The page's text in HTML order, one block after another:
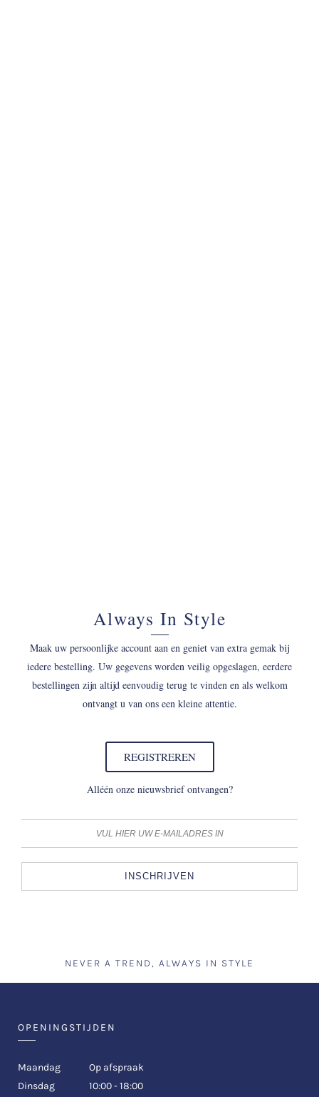
Always In Style
Maak uw persoonlijke account aan en geniet van extra gemak bij
iedere bestelling. Uw gegevens worden veilig opgeslagen, eerdere
bestellingen zijn altijd eenvoudig terug te vinden en als welkom
ontvangt u van ons een kleine attentie.
REGISTREREN
Alléén onze nieuwsbrief ontvangen?
INSCHRIJVEN
NEVER A TREND, ALWAYS IN STYLE
OPENINGSTIJDEN
Maandag
Op afspraak
Dinsdag
10:00 - 18:00